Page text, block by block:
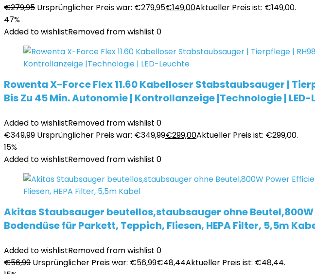
€279,95 Ursprünglicher Preis war: €279,95€149,00Aktueller Preis ist: €149,00.
47%
Added to wishlistRemoved from wishlist 0
Rowenta X-Force Flex 11.60 Kabelloser Stabstaubsauger |
Bis Zu 45 Min. Autonomie | Kontrollanzeige |Technologie |
Added to wishlistRemoved from wishlist 0
€349,99 Ursprünglicher Preis war: €349,99€299,00Aktueller Preis ist: €299,00.
15%
Added to wishlistRemoved from wishlist 0
Akitas Staubsauger beutellos,staubsauger ohne
Bodendüse für Parkett, Teppich, Fliesen, HEPA Filter, 5,5m
Added to wishlistRemoved from wishlist 0
€56,99 Ursprünglicher Preis war: €56,99€48,44Aktueller Preis ist: €48,44.